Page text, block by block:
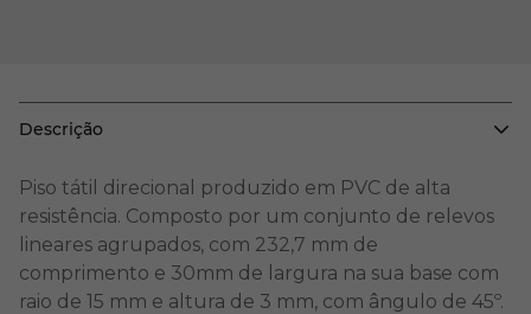
Descrição
Piso tátil direcional produzido em PVC de alta
resistência. Composto por um conjunto de relevos
lineares agrupados, com 232,7 mm de
comprimento e 30mm de largura na sua base com
raio de 15 mm e altura de 3 mm, com ângulo de 45º.